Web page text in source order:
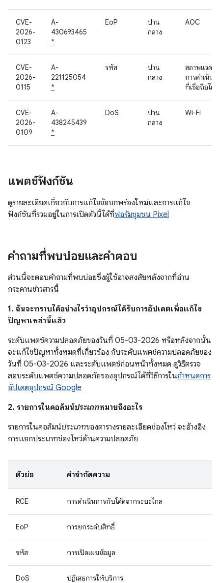
CVE-
2026-
0123
A-
430693465
*
EoP
ปาน
กลาง
AOC
CVE-
2026-
0115
A-
221125054
*
รหัส
ปาน
กลาง
สภาพแวดล้
การดำเนินก
ที่เชื่อถือได้
CVE-
2026-
0109
A-
438245439
*
DoS
ปาน
กลาง
Wi-Fi
แพตช์ฟังก์ชัน
ดูรายละเอียดเกี่ยวกับการแก้ไขข้อบกพร่องใหม่และการแก้ไข
ฟังก์ชันที่รวมอยู่ในการเปิดตัวนี้ได้ที่ฟอรัมชุมชน Pixel
คำถามที่พบบ่อยและคำตอบ
ส่วนนี้จะตอบคำถามที่พบบ่อยซึ่งผู้ใช้อาจสงสัยหลังจากที่อ่าน
กระดานข่าวสารนี้
1. ฉันจะทราบได้อย่างไรว่าอุปกรณ์ได้รับการอัปเดตเพื่อแก้ไข
ปัญหาเหล่านี้แล้ว
ระดับแพตช์ความปลอดภัยของวันที่ 05-03-2026 หรือหลังจากนั้น
จะแก้ไขปัญหาทั้งหมดที่เกี่ยวข้อง กับระดับแพตช์ความปลอดภัยของ
วันที่ 05-03-2026 และระดับแพตช์ก่อนหน้าทั้งหมด ดูวิธีตรวจ
สอบระดับแพตช์ความปลอดภัยของอุปกรณ์ได้ที่วิธีการในกำหนดการ
อัปเดตอุปกรณ์ Google
2. รายการในคอลัมน์ประเภทหมายถึงอะไร
รายการในคอลัมน์ประเภทของตารางรายละเอียดช่องโหว่ จะอ้างอิง
การแยกประเภทช่องโหว่ด้านความปลอดภัย
ตัวย่อ คำจำกัดความ
RCE การดำเนินการกับโค้ดจากระยะไกล
EoP การยกระดับสิทธิ์
รหัส การเปิดเผยข้อมูล
DoS ปฏิเสธการให้บริการ